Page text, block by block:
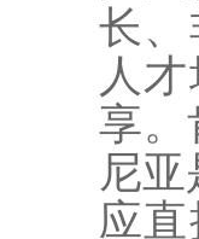
长
人
享。
尼
应